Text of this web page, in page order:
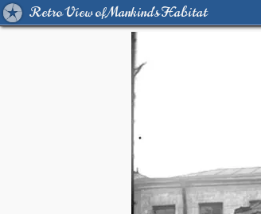
Retro View of Mankind's Habitat